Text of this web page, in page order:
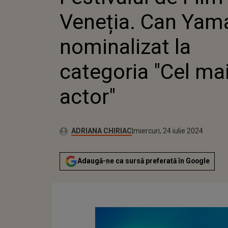
LA
BUN
Veneția. Can
nominalizat la
categoria "Cel
actor"
Autor:ADRIANA CHIRIACPublicat:
miercuri, 24 iulie 2024
Actualizat:
miercuri, 24 iulie 2024
Adaugă-ne ca sursă preferată în Google